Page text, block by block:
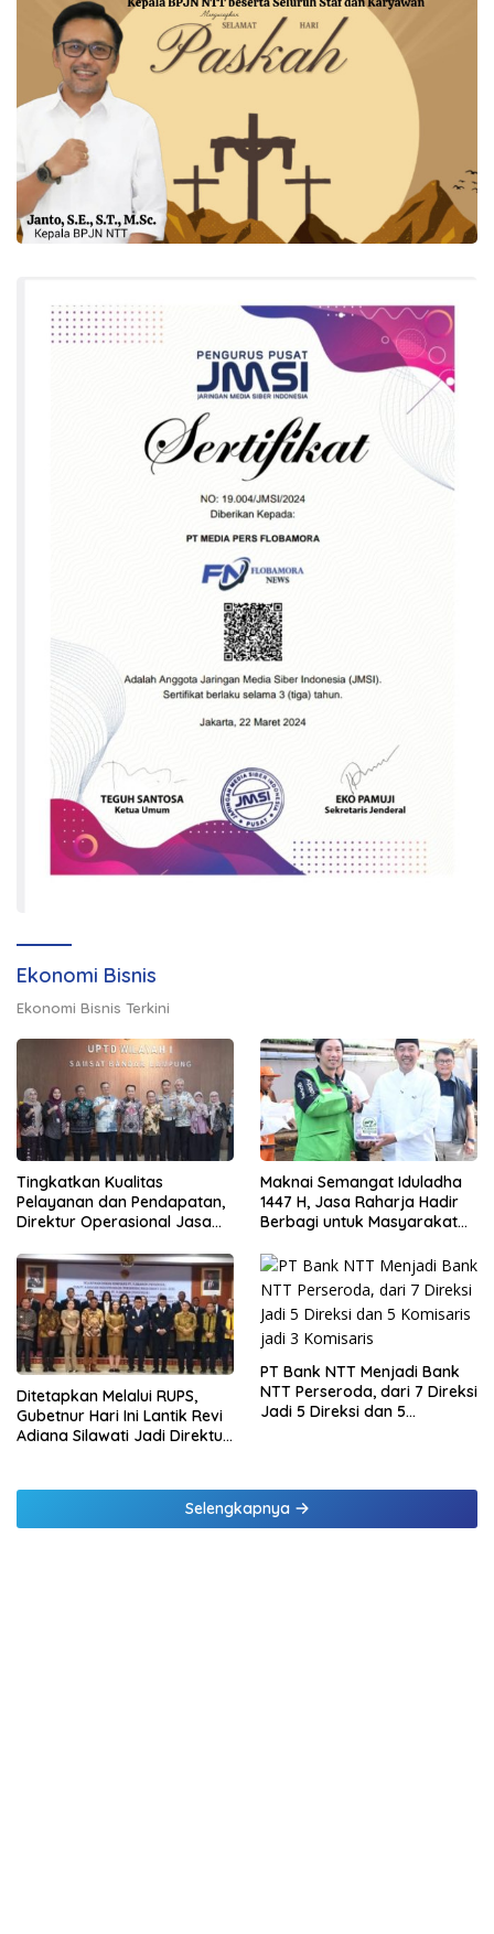
Ekonomi Bisnis
Ekonomi Bisnis Terkini
Tingkatkan Kualitas
Pelayanan dan Pendapatan,
Direktur Operasional Jasa
di Lampung dan Tinjau
Samsat Rajabasa
Maknai Semangat Iduladha
1447 H, Jasa Raharja Hadir
Berbagi untuk Masyarakat
Daging Kurban
Ditetapkan Melalui RUPS,
Gubetnur Hari Ini Lantik Revi
Adiana Silawati Jadi Direktur
PT Bank NTT Menjadi Bank
NTT Perseroda, dari 7 Direksi
Jadi 5 Direksi dan 5
Selengkapnya